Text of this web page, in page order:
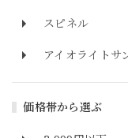
スピネル
アイオライトサ
価格帯から選ぶ